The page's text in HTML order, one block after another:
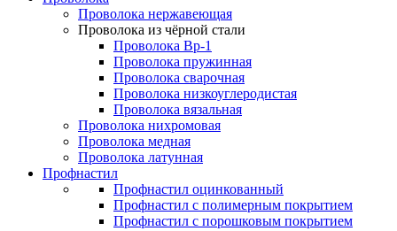
Проволока нержавеющая
Проволока из чёрной стали
Проволока Вр-1
Проволока пружинная
Проволока сварочная
Проволока низкоуглеродистая
Проволока вязальная
Проволока нихромовая
Проволока медная
Проволока латунная
Профнастил
Профнастил оцинкованный
Профнастил с полимерным покрытием
Профнастил с порошковым покрытием